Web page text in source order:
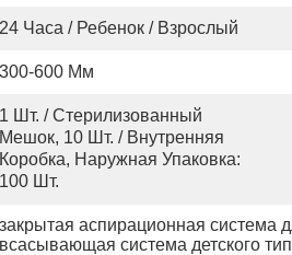
24 Часа / Ребенок / Взрослый
300-600 Мм
1 Шт. / Стерилизованный
Мешок, 10 Шт. / Внутренняя
Коробка, Наружная Упаковка:
100 Шт.
закрытая аспирационная система
всасывающая система детского